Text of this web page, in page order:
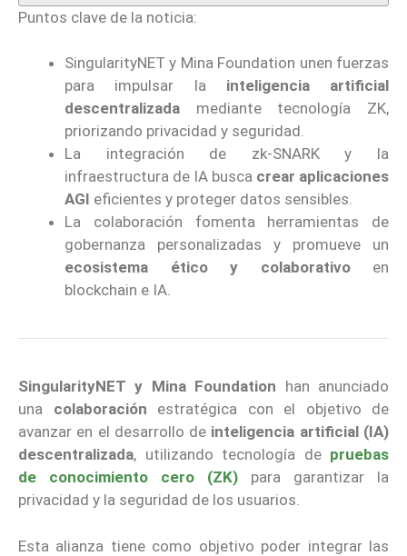
Puntos clave de la noticia:
SingularityNET y Mina Foundation unen fuerzas
para impulsar la inteligencia artificial
descentralizada mediante tecnología ZK,
priorizando privacidad y seguridad.
La integración de zk-SNARK y la
infraestructura de IA busca crear aplicaciones
AGI eficientes y proteger datos sensibles.
La colaboración fomenta herramientas de
gobernanza personalizadas y promueve un
ecosistema ético y colaborativoen
blockchain e IA.
SingularityNET y Mina Foundation han anunciado
una colaboración estratégica con el objetivo de
avanzar en el desarrollo de inteligencia artificial (IA)
descentralizada, utilizando tecnología de pruebas
de conocimiento cero (ZK) para garantizar la
privacidad y la seguridad de los usuarios.
Esta alianza tiene como objetivo poder integrar las